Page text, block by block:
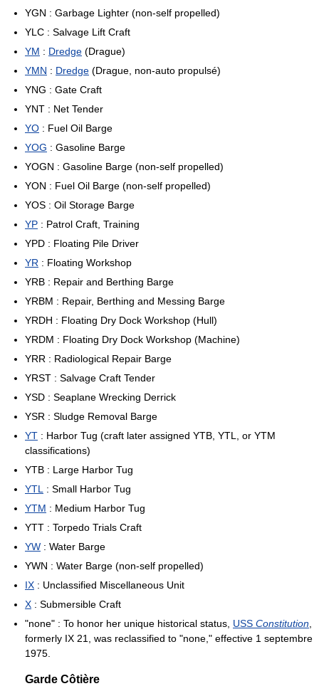
YGN : Garbage Lighter (non-self propelled)
YLC : Salvage Lift Craft
YM : Dredge (Drague)
YMN : Dredge (Drague, non-auto propulsé)
YNG : Gate Craft
YNT : Net Tender
YO : Fuel Oil Barge
YOG : Gasoline Barge
YOGN : Gasoline Barge (non-self propelled)
YON : Fuel Oil Barge (non-self propelled)
YOS : Oil Storage Barge
YP : Patrol Craft, Training
YPD : Floating Pile Driver
YR : Floating Workshop
YRB : Repair and Berthing Barge
YRBM : Repair, Berthing and Messing Barge
YRDH : Floating Dry Dock Workshop (Hull)
YRDM : Floating Dry Dock Workshop (Machine)
YRR : Radiological Repair Barge
YRST : Salvage Craft Tender
YSD : Seaplane Wrecking Derrick
YSR : Sludge Removal Barge
YT : Harbor Tug (craft later assigned YTB, YTL, or YTM
classifications)
YTB : Large Harbor Tug
YTL
: Small Harbor Tug
YTM : Medium Harbor Tug
YTT : Torpedo Trials Craft
YW : Water Barge
YWN : Water Barge (non-self propelled)
IX : Unclassified Miscellaneous Unit
X : Submersible Craft
"none" : To honor her unique historical status, USS Constitution
formerly IX 21, was reclassified to "none," effective 1 septembre
1975.
Garde Côtière